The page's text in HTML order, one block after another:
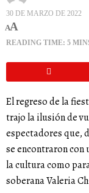
30 DE MARZO DE 2022
AA
READING TIME: 5
El regreso de la
trajo la ilusión de
espectadores que,
se encontraron con
la cultura como
soberana Valeria